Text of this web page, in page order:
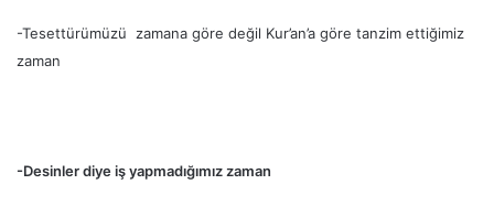
-Tesettürümüzü zamana göre değil Kur’an’a göre tanzim ettiğimiz
zaman
-Desinler diye iş yapmadığımız zaman